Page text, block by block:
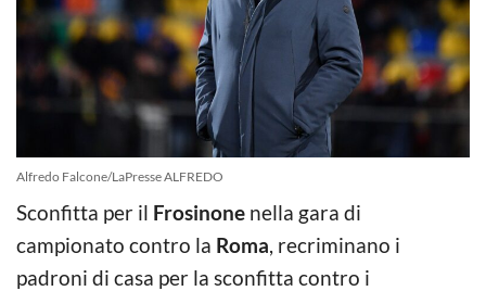
Alfredo Falcone/LaPresse ALFREDO
Sconfitta per il Frosinone nella gara di
campionato contro la Roma, recriminano i
padroni di casa per la sconfitta contro i